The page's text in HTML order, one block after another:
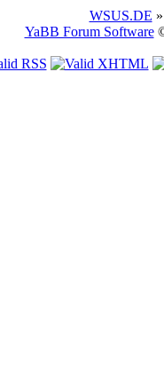
WSUS.DE
YaBB Forum Software©